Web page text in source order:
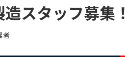
スタッフ募集！
者